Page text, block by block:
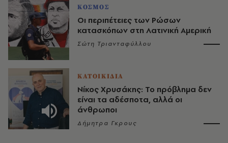
ΚΟΣΜΟΣ
Οι περιπέτειες των Ρώσων
κατασκόπων στη Λατινική Αμερική
Σώτη Τριανταφύλλου
ΚΑΤΟΙΚΙΔΙΑ
Νίκος Χρυσάκης: Το πρόβλημα δεν
είναι τα αδέσποτα, αλλά οι
άνθρωποι
Δήμητρα Γκρους